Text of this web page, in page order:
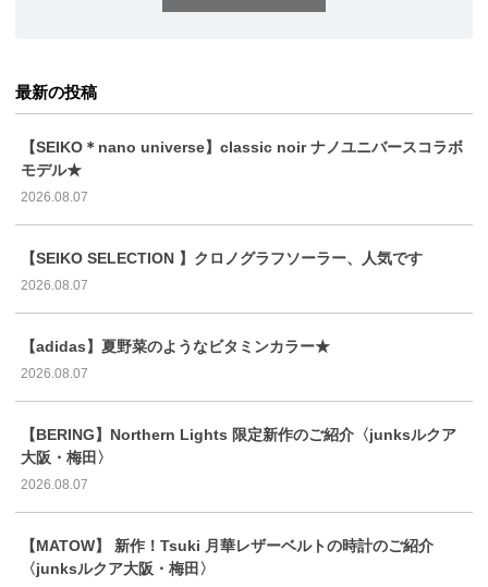
最新の投稿
【SEIKO＊nano universe】classic noir ナノユニバースコラボ
モデル★
2026.08.07
【SEIKO SELECTION 】クロノグラフソーラー、人気です
2026.08.07
【adidas】夏野菜のようなビタミンカラー★
2026.08.07
【BERING】Northern Lights 限定新作のご紹介〈junksルクア
大阪・梅田〉
2026.08.07
【MATOW】 新作！Tsuki 月華レザーベルトの時計のご紹介
〈junksルクア大阪・梅田〉